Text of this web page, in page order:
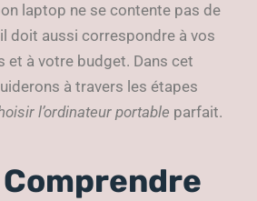
laptop ne se contente pas de
doit aussi correspondre à vos
et à votre budget. Dans cet
à travers les étapes
l’ordinateur portable parfait.